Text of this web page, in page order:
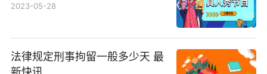
2023-05-28
法律规定刑事拘留一般多少天 最